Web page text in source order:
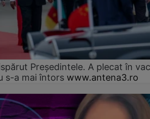
Președintele. A plecat în
s-a mai întors www.antena3.ro